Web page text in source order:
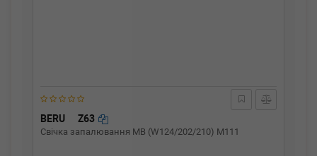
BERU Z63
Свічка запалювання MB (W124/202/210) M111